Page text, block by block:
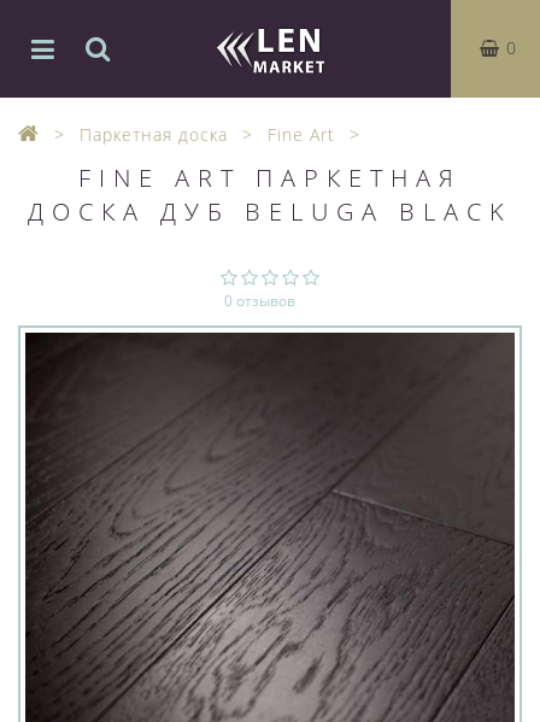
0
Паркетная доска Fine Art
FINE ART ПАРКЕТНАЯ
ДОСКА ДУБ BELUGA BLACK
0 отзывов